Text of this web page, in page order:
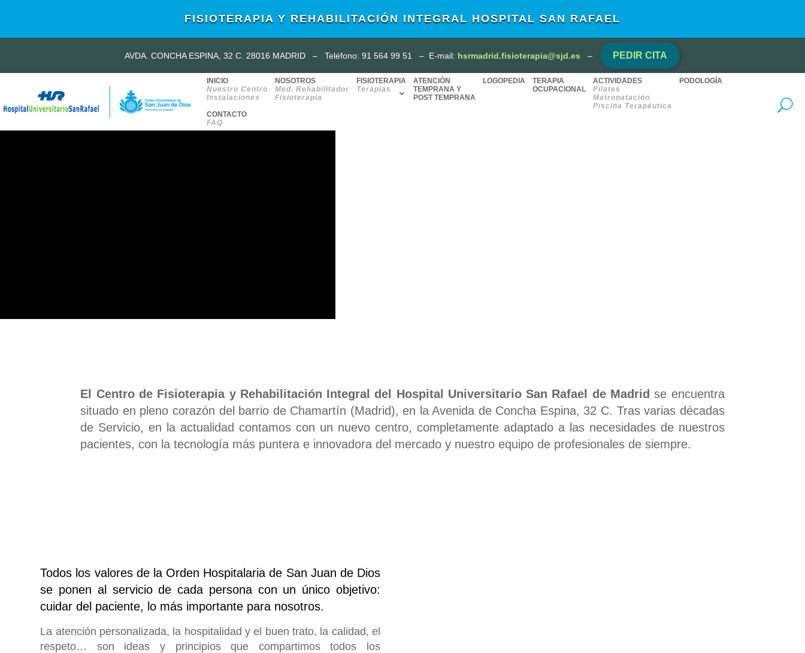
FISIOTERAPIA Y REHABILITACIÓN INTEGRAL HOSPITAL SAN RAFAEL
AVDA. CONCHA ESPINA, 32 C. 28016 MADRID – Teléfono: 91 564 99 51 – E-mail: hsrmadrid.fisioterapia@sjd.es – PEDIR CITA
INICIO
Nuestro Centro
Instalaciones
NOSOTROS
Med. Rehabilitador
Fisioterapia
FISIOTERAPIA
Terapias
ATENCIÓN
TEMPRANA Y
POST TEMPRANA
LOGOPEDIA
TERAPIA
OCUPACIONAL
ACTIVIDADES
Pilates
Matronatación
Piscina Terapéutica
PODOLOGÍA
CONTACTO
FAQ
El Centro de Fisioterapia y Rehabilitación Integral del Hospital Universitario San Rafael de Madridse encuentra
situado en pleno corazón del barrio de Chamartín (Madrid), en la Avenida de Concha Espina, 32 C. Tras varias décadas
de Servicio, en la actualidad contamos con un nuevo centro, completamente adaptado a las necesidades de nuestros
pacientes, con la tecnología más puntera e innovadora del mercado y nuestro equipo de profesionales de siempre.
Todos los valores de la Orden Hospitalaria de San Juan de Dios
se ponen al servicio de cada persona con un único objetivo:
cuidar del paciente, lo más importante para nosotros.
La atención personalizada, la hospitalidad y el buen trato, la calidad, el
respeto… son ideas y principios que compartimos todos los